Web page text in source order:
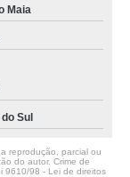
Maia
Sul
reprodução, parcial ou
do autor. Crime de
9610/98 - Lei de direitos